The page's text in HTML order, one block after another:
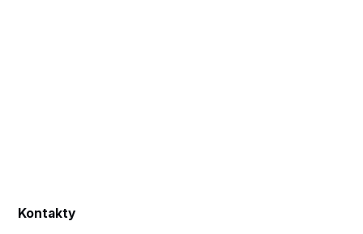
Kontakty